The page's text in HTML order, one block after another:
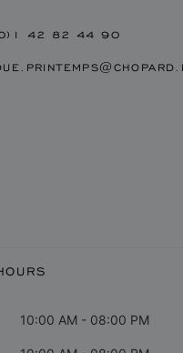
42 82 44 90
10:00 AM - 08:00 PM